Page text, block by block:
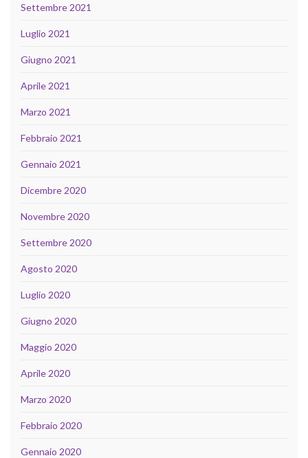
Settembre 2021
Luglio 2021
Giugno 2021
Aprile 2021
Marzo 2021
Febbraio 2021
Gennaio 2021
Dicembre 2020
Novembre 2020
Settembre 2020
Agosto 2020
Luglio 2020
Giugno 2020
Maggio 2020
Aprile 2020
Marzo 2020
Febbraio 2020
Gennaio 2020